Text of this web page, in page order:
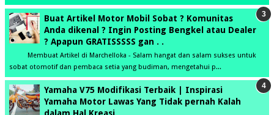
Buat Artikel Motor Mobil Sobat ? Komunitas
Anda dikenal ? Ingin Posting Bengkel atau Dealer
? Apapun GRATISSSSS gan . .
Membuat Artikel di Marchelloka - Salam hangat dan salam sukses untuk
sobat otomotif dan pembaca setia yang budiman, mengetahui p...
Yamaha V75 Modifikasi Terbaik | Inspirasi
Yamaha Motor Lawas Yang Tidak pernah Kalah